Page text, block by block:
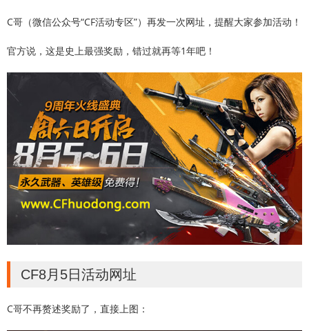
C哥（微信公众号“CF活动专区”）再发一次网址，提醒大家参加活动！
官方说，这是史上最强奖励，错过就再等1年吧！
CF8月5日活动网址
C哥不再赘述奖励了，直接上图：